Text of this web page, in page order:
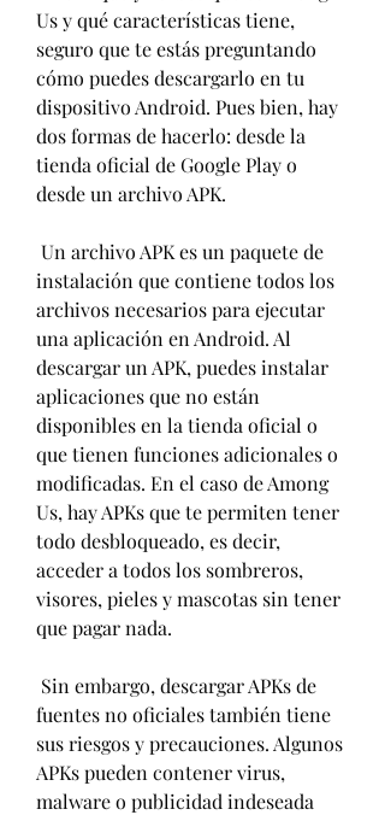
Us y qué características tiene,
seguro que te estás preguntando
cómo puedes descargarlo en tu
dispositivo Android. Pues bien, hay
dos formas de hacerlo: desde la
tienda oficial de Google Play o
desde un archivo APK.
instalación que contiene todos los
archivos necesarios para ejecutar
una aplicación en Android. Al
descargar un APK, puedes instalar
aplicaciones que no están
disponibles en la tienda oficial o
que tienen funciones adicionales o
modificadas. En el caso de Among
Us, hay APKs que te permiten tener
todo desbloqueado, es decir,
acceder a todos los sombreros,
visores, pieles y mascotas sin tener
que pagar nada.
fuentes no oficiales también tiene
sus riesgos y precauciones. Algunos
APKs pueden contener virus,
malware o publicidad indeseada